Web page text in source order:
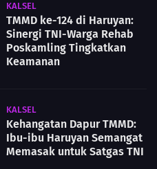
KALSEL
TMMD ke-124 di Haruyan:
Sinergi TNI-Warga Rehab
Poskamling Tingkatkan
Keamanan
KALSEL
Kehangatan Dapur TMMD:
Ibu-ibu Haruyan Semangat
Memasak untuk Satgas TNI